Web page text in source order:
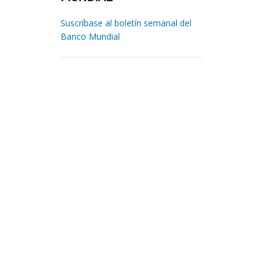
Suscríbase al boletín semanal del
Banco Mundial